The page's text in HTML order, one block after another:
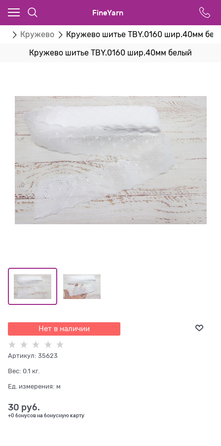
FineYarn
Кружево Кружево шитье TBY.0160 шир.40мм
Кружево шитье TBY.0160 шир.40мм белый
Нет в наличии
Артикул: 35623
Вес: 0.1 кг.
Ед. измерения: м
30 руб.
+0 бонусов на бонусную карту